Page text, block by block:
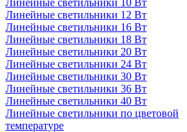
Линейные светильники 10 Вт
Линейные светильники 12 Вт
Линейные светильники 16 Вт
Линейные светильники 18 Вт
Линейные светильники 20 Вт
Линейные светильники 24 Вт
Линейные светильники 30 Вт
Линейные светильники 36 Вт
Линейные светильники 40 Вт
Линейные светильники по цветовой
температуре